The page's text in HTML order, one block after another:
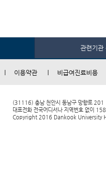
관련기관
이용약관 비급여진료비용
(31116) 충남 천안시 동남구 망향로 201
대표전화 전국어디서나 지역번호 없이
Copyright 2016 Dankook University